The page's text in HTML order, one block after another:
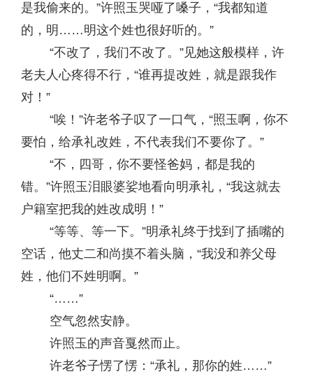
是我偷来的。”许照玉哭哑了嗓子，“我都知道
的，明……明这个姓也很好听的。”
“不改了，我们不改了。”见她这般模样，许
老夫人心疼得不行，“谁再提改姓，就是跟我作
对！”
“唉！”许老爷子叹了一口气，“照玉啊，你不
要怕，给承礼改姓，不代表我们不要你了。”
“不，四哥，你不要怪爸妈，都是我的
错。”许照玉泪眼婆娑地看向明承礼，“我这就去
户籍室把我的姓改成明！”
“等等、等一下。”明承礼终于找到了插嘴的
空话，他丈二和尚摸不着头脑，“我没和养父母
姓，他们不姓明啊。”
“……”
空气忽然安静。
许照玉的声音戛然而止。
许老爷子愣了愣：“承礼，那你的姓……”